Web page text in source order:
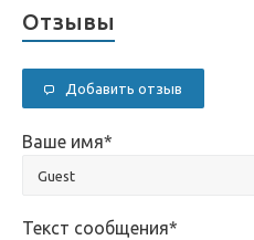
Отзывы
Добавить отзыв
Ваше имя*
Текст сообщения*